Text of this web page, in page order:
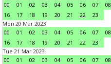
00
01 02 03 04 05 06 07 08
16
17 18 19 20 21 22
23
Mon 20 Mar 2023
00
01 02 03 04 05 06 07 08
16
17 18 19 20 21 22
23
Tue 21 Mar 2023
00
01 02 03 04 05 06 07 08